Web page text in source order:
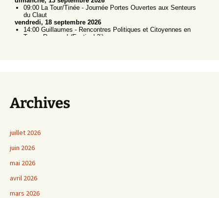
Archives
juillet 2026
juin 2026
mai 2026
avril 2026
mars 2026